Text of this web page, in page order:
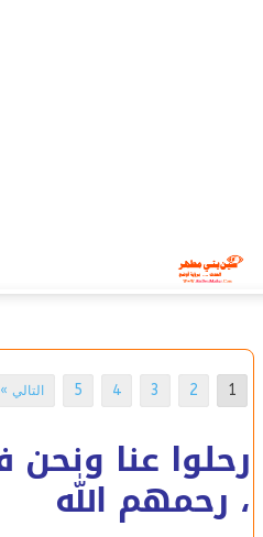
1
2
3
4
5 التالي »
رحلوا عنا
، رحمهم الله